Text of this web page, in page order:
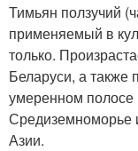
Тимьян ползучий
применяемый в
только.
Беларуси, а также
умеренном полосе
Средиземноморье
Азии.